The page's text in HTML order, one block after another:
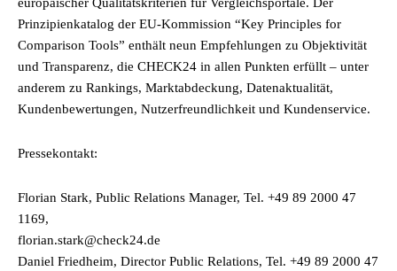
europäischer Qualitätskriterien für Vergleichsportale. Der
Prinzipienkatalog der EU-Kommission “Key Principles for
Comparison Tools” enthält neun Empfehlungen zu Objektivität
und Transparenz, die CHECK24 in allen Punkten erfüllt – unter
anderem zu Rankings, Marktabdeckung, Datenaktualität,
Kundenbewertungen, Nutzerfreundlichkeit und Kundenservice.
Pressekontakt:
Florian Stark, Public Relations Manager, Tel. +49 89 2000 47
1169,
florian.stark@check24.de
Daniel Friedheim, Director Public Relations, Tel. +49 89 2000 47